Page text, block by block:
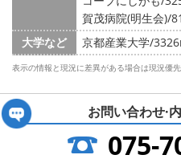
賀茂病院(明生会)/
大学など
京都産業大学/
表示の情報と現況に差異がある場合は現況優先
お問い合わせ·
075-